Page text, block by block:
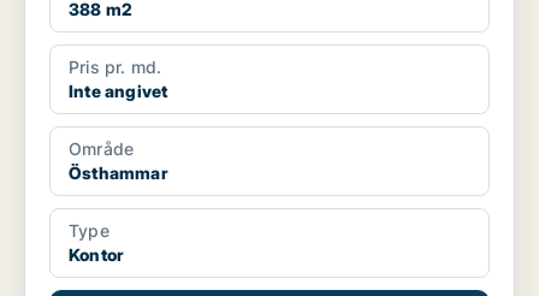
388 m2
Pris pr. md.
Inte angivet
Område
Östhammar
Type
Kontor